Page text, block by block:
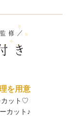
を用意
カット♡
カット♪